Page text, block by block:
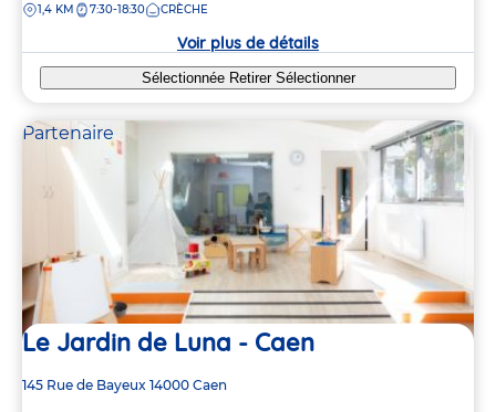
la
DISTANCE
1,4 KM 7:30-18:30 CRÈCHE
Voir plus de détails
Sélectionnée Retirer Sélectionner
Partenaire
Le Jardin de Luna - Caen
Adresse
145 Rue de Bayeux 14000 Caen